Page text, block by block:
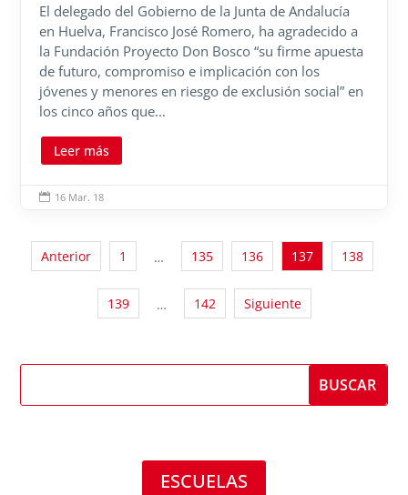
El delegado del Gobierno de la Junta de Andalucía
en Huelva, Francisco José Romero, ha agradecido a
la Fundación Proyecto Don Bosco “su firme apuesta
de futuro, compromiso e implicación con los
jóvenes y menores en riesgo de exclusión social” en
los cinco años que...
Leer más
 16 Mar. 18
Anterior 1 … 135 136 137 138
139 … 142 Siguiente
ESCUELAS